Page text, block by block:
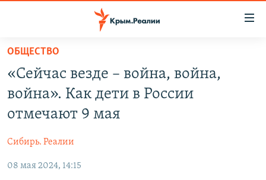
Вернуться
основному
содержанию
главной
навигации
Вернутся
11 ЛЕТ ОККУПАЦИИ КРЫМА. 11 ИСТОРИЙ СОПРОТИВЛЕНИЯ
ЕЩЕ
ИНТЕРАКТИВ
РАДІО СВОБОДА
ОБЩЕСТВО
«Сейчас везде – война, война,
война». Как дети в России
отмечают 9 мая
Сибирь. Реалии
08 мая 2024, 14:15